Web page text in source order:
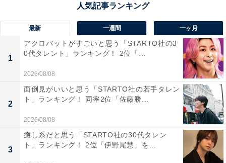
井上真央さんに関する商品をAmazonで見る
最新 一週間 一ヶ月
1
アクロバットがすごいと思う「STARTO社の3
0代タレント」ランキング！ 2位「...
2026/08/08
2
面倒見がいいと思う「STARTO社の若手タレン
ト」ランキング！ 同率2位「佐藤勝...
2026/08/08
3
癒し系だと思う「STARTO社の30代タレン
ト」ランキング！ 2位「伊野尾慧」を...